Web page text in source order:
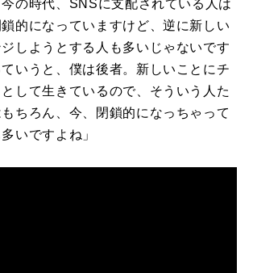
の時代、 SNSに支配されている人は
的になっていますけど、逆に新しい
しようとする人も多いじゃないです
いうと、僕は後者。新しいことにチ
して生きているので、そういう人た
ちろん、今、閉鎖的になっちゃって
いですよね」